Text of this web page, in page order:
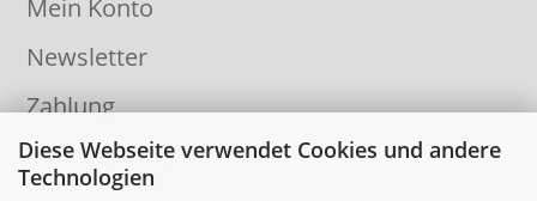
Diese Webseite verwendet Cookies und andere
Technologien
Mein Konto
Newsletter
Zahlung
Informationen